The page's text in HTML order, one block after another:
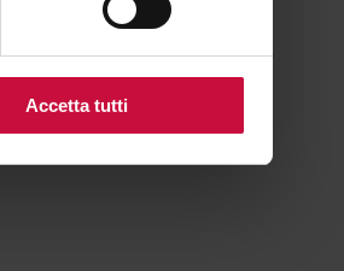
Accetta tutti